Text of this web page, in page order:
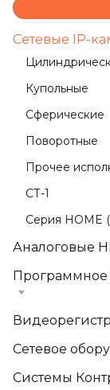
Сетевые IP-
Купольные
Сферические
Поворотные
Прочее
СТ-1
Серия HOME
Аналоговые
Программное
Сетевое
Системы